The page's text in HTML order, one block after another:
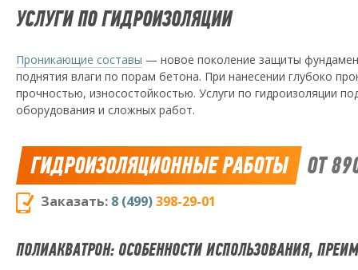
УСЛУГИ ПО ГИДРОИЗОЛЯЦИИ
Проникающие составы — новое поколение защиты
поднятия влаги по порам бетона. При нанесении глубоко
прочностью, износостойкостью. Услуги по гидроизоляции
оборудования и сложных работ.
ГИДРОИЗОЛЯЦИОННЫЕ РАБОТЫ ОТ
Заказать: 8 (499)398-29-01
ПОЛИАКВАТРОН: ОСОБЕННОСТИ ИСПОЛЬЗОВАНИЯ,